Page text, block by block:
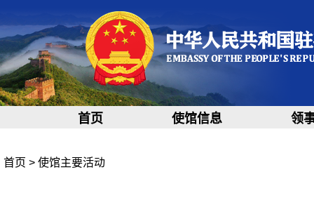
首页 使馆信息 领
首页 > 使馆主要活动